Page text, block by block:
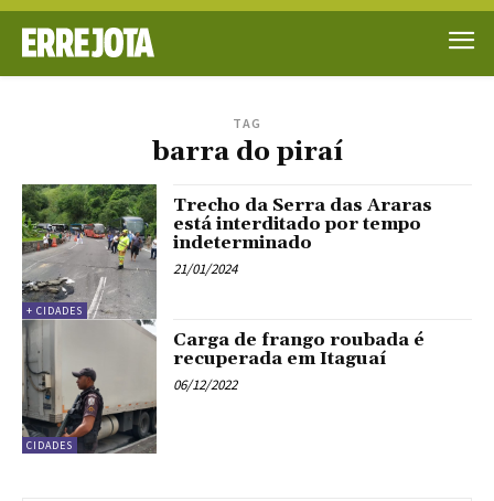
TAG
barra do piraí
+ CIDADES
Trecho da Serra das Araras
está interditado por tempo
indeterminado
21/01/2024
CIDADES
Carga de frango roubada é
recuperada em Itaguaí
06/12/2022